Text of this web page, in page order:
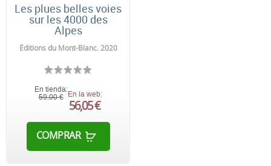
Les plues belles voies
sur les 4000 des
Alpes
Éditions du Mont-Blanc. 2020
En tienda:
59,00 € En la web:
56,05 €
COMPRAR